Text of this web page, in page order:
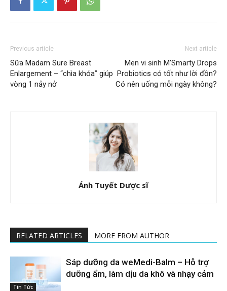
Previous article
Sữa Madam Sure Breast
Enlargement – “chìa khóa” giúp
vòng 1 nảy nở
Next article
Men vi sinh M’Smarty Drops
Probiotics có tốt như lời đồn?
Có nên uống mỗi ngày không?
Ánh Tuyết Dược sĩ
RELATED ARTICLES MORE FROM AUTHOR
Tin Tức
Sáp dưỡng da weMedi-Balm – Hỗ trợ
dưỡng ẩm, làm dịu da khô và nhạy cảm